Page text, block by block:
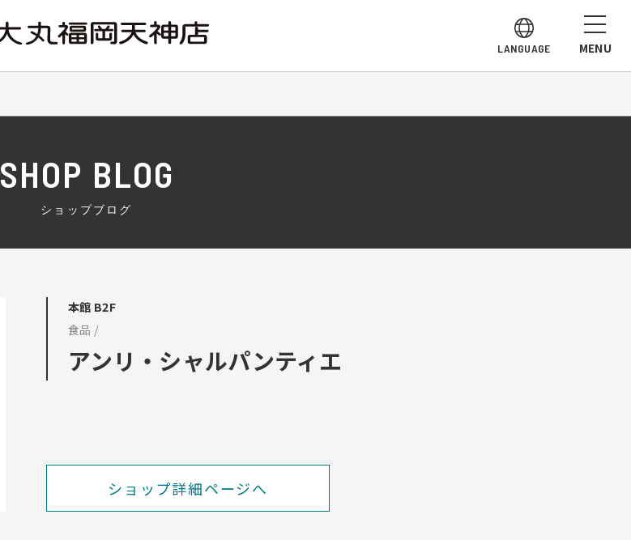
LANGUAGE MENU
SHOP BLOG
ショップブログ
本館 B2F
食品 /
アンリ・シャルパンティエ
ショップ詳細ページへ